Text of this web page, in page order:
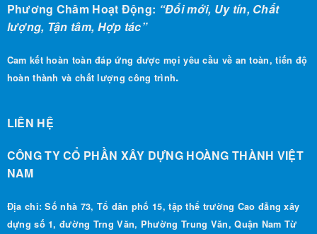
Phương Châm Hoạt Động: “Đổi mới, Uy tín, Chất
lượng, Tận tâm, Hợp tác”
Cam kết hoàn toàn đáp ứng được mọi yêu cầu về an toàn, tiến độ
hoàn thành và chất lượng công trình.
LIÊN HỆ
CÔNG TY CỔ PHẦN XÂY DỰNG HOÀNG THÀNH VIỆT
NAM
Địa chỉ: Số nhà 73, Tổ dân phố 15, tập thể trường Cao đẳng xây
dựng số 1, đường Trng Văn, Phường Trung Văn, Quận Nam Từ